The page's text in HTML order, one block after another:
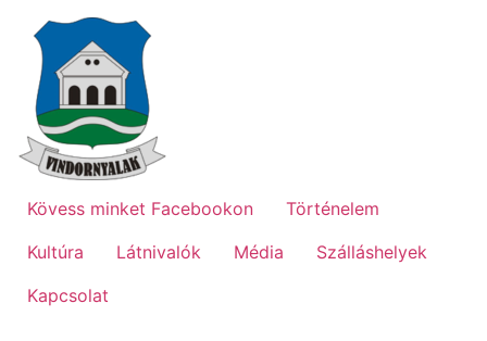
tartalomhoz
Kövess minket Facebookon
Történelem
Kultúra
Látnivalók Média
Szálláshelyek
Kapcsolat